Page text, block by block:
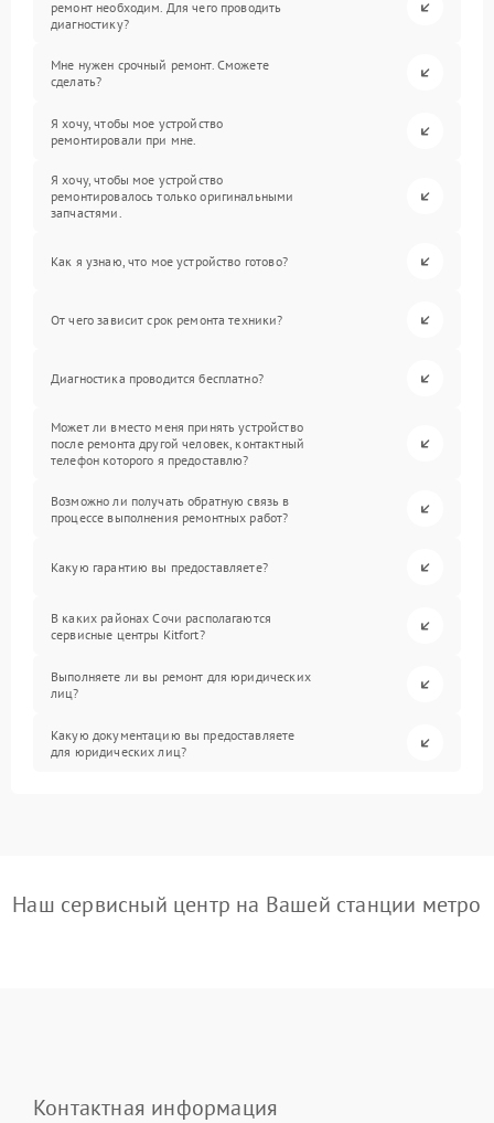
ремонт необходим. Для чего проводить
диагностику?
Мне нужен срочный ремонт. Сможете
сделать?
Я хочу, чтобы мое устройство
ремонтировали при мне.
Я хочу, чтобы мое устройство
ремонтировалось только оригинальными
запчастями.
Как я узнаю, что мое устройство готово?
От чего зависит срок ремонта техники?
Диагностика проводится бесплатно?
Может ли вместо меня принять устройство
после ремонта другой человек, контактный
телефон которого я предоставлю?
Возможно ли получать обратную связь в
процессе выполнения ремонтных работ?
Какую гарантию вы предоставляете?
В каких районах Сочи располагаются
сервисные центры Kitfort?
Выполняете ли вы ремонт для юридических
лиц?
Какую документацию вы предоставляете
для юридических лиц?
Наш сервисный центр на Вашей станции метро
Контактная информация